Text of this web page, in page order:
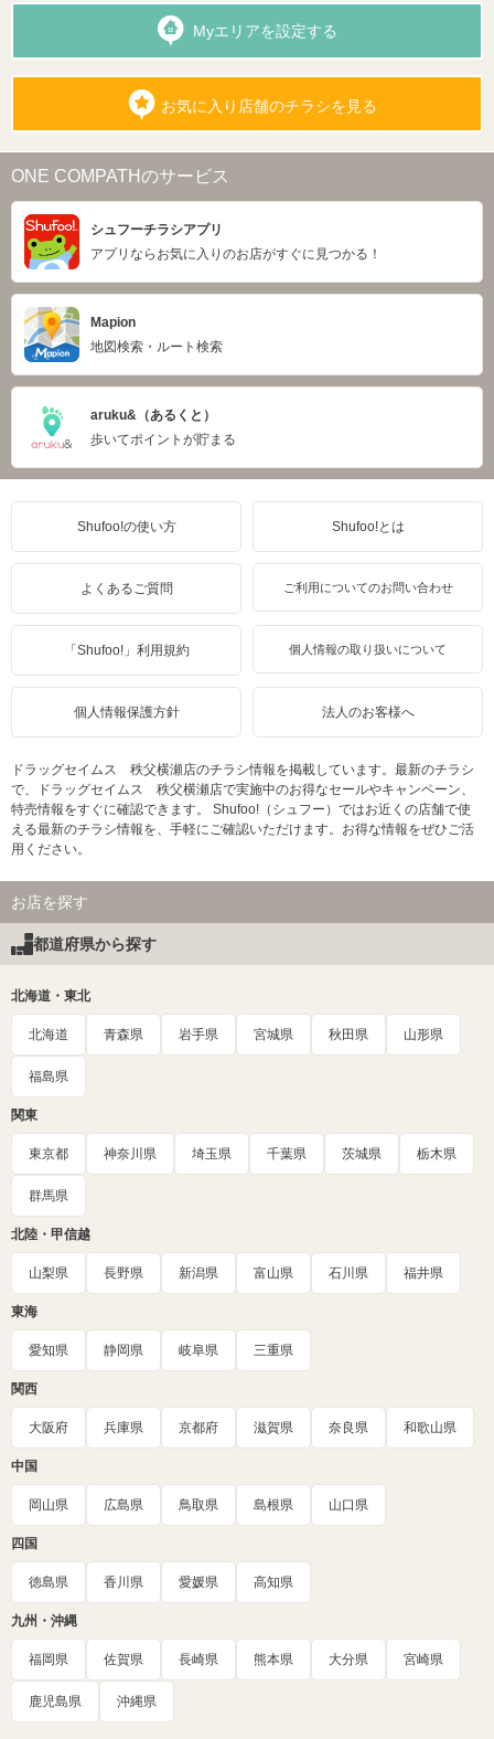
Myエリアを設定する
お気に入り店舗のチラシを見る
ONE COMPATHのサービス
シュフーチラシアプリ
アプリならお気に入りのお店がすぐに見つかる！
Mapion
地図検索・ルート検索
aruku&（あるくと）
歩いてポイントが貯まる
Shufoo!の使い方 Shufoo!とは
よくあるご質問 ご利用についてのお問い合わせ
「Shufoo!」利用規約 個人情報の取り扱いについて
個人情報保護方針 法人のお客様へ
ドラッグセイムス 秩父横瀬店のチラシ情報を掲載しています。最新のチラシ
で、ドラッグセイムス 秩父横瀬店で実施中のお得なセールやキャンペーン、
特売情報をすぐに確認できます。 Shufoo!（シュフー）ではお近くの店舗で使
える最新のチラシ情報を、手軽にご確認いただけます。お得な情報をぜひご活
用ください。
お店を探す
都道府県から探す
北海道・東北
北海道 青森県 岩手県 宮城県 秋田県 山形県
福島県
関東
東京都 神奈川県 埼玉県 千葉県 茨城県 栃木県
群馬県
北陸・甲信越
山梨県 長野県 新潟県 富山県 石川県 福井県
東海
愛知県 静岡県 岐阜県 三重県
関西
大阪府 兵庫県 京都府 滋賀県 奈良県 和歌山県
中国
岡山県 広島県 鳥取県 島根県 山口県
四国
徳島県 香川県 愛媛県 高知県
九州・沖縄
福岡県 佐賀県 長崎県 熊本県 大分県 宮崎県
鹿児島県 沖縄県